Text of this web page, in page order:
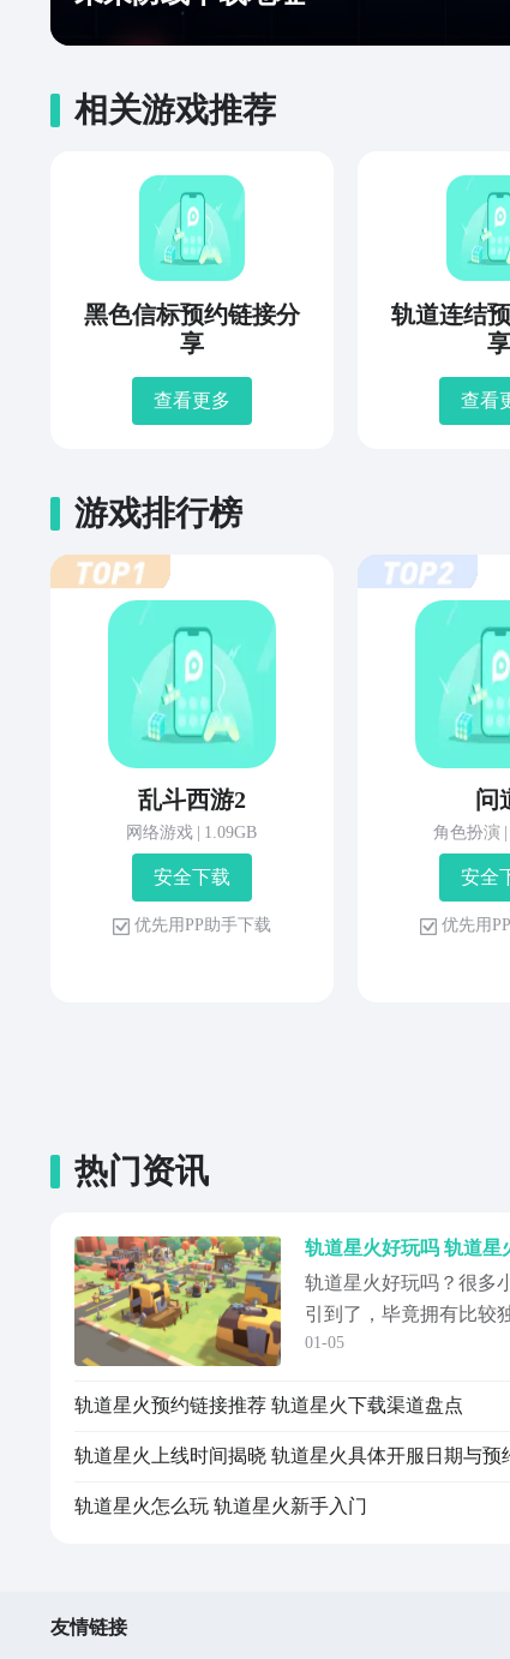
相关游戏推荐
黑色信标预约链接分
享
查看更多
轨道连结
享
查看
游戏排行榜
乱斗西游2
网络游戏 1.09GB
安 全 下 载
优 先 用 P P 助 手 下 载
问
角色扮演
安 全
优 先 用 P
热门资讯
轨道星火好玩吗 轨道星
轨道星火好玩吗？很多
引到了，毕竟拥有比较
拟的玩法，让很多小伙
进行讲解，不过萝卜青
的背景是末日...
01-05
轨道星火预约链接推荐 轨道星火下载渠道盘点
轨道星火上线时间揭晓 轨道星火具体开服日期与预
轨道星火怎么玩 轨道星火新手入门
友情链接